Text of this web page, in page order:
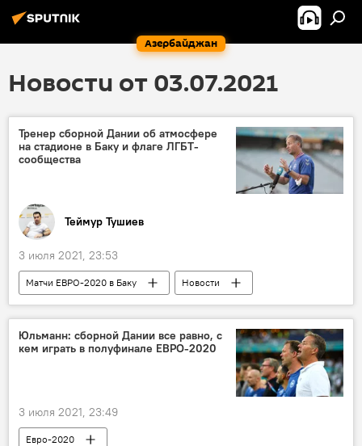
Азербайджан
Новости от 03.07.2021
Тренер сборной Дании об атмосфере
на стадионе в Баку и флаге ЛГБТ-
сообщества
Теймур Тушиев
3 июля 2021, 23:53
Матчи ЕВРО-2020 в Баку
Новости
Азербайджан
Спорт
ЖИЗНЬ
Новости мира
Евро-2020
Дания
Сборная
тренер
Баку
Юльманн: сборной Дании все равно, с
кем играть в полуфинале ЕВРО-2020
3 июля 2021, 23:49
Евро-2020